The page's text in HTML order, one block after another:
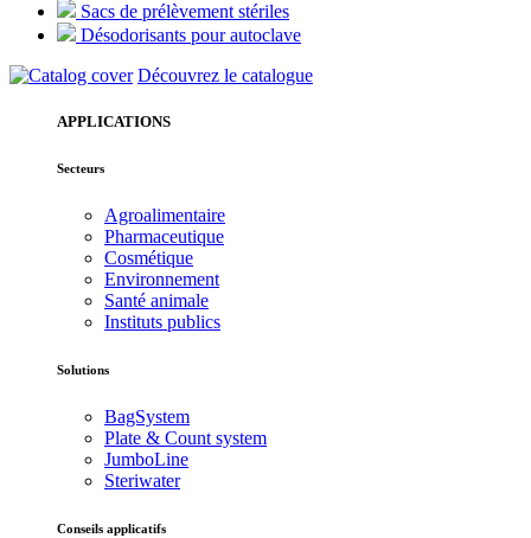
Sacs de prélèvement stériles
Désodorisants pour autoclave
Découvrez le catalogue
APPLICATIONS
Secteurs
Agroalimentaire
Pharmaceutique
Cosmétique
Environnement
Santé animale
Instituts publics
Solutions
BagSystem
Plate & Count system
JumboLine
Steriwater
Conseils applicatifs